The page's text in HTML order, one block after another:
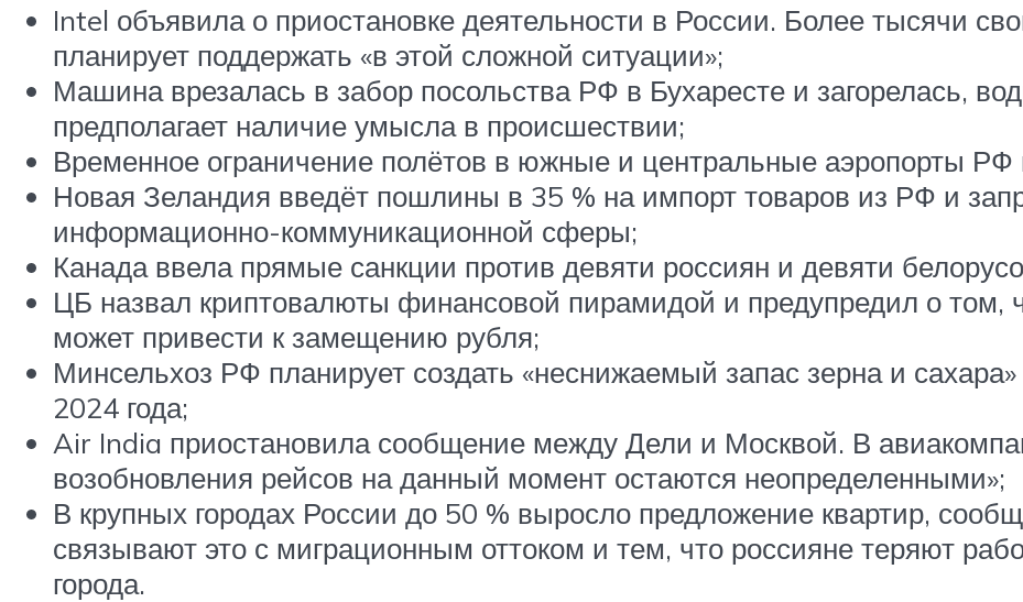
Intel объявила о приостановке деятельности в России. Более тысячи
планирует поддержать «в этой сложной ситуации»;
Машина врезалась в забор посольства РФ в Бухаресте и загорелась,
предполагает наличие умысла в происшествии;
Временное ограничение полётов в южные и центральные аэропорты РФ
Новая Зеландия введёт пошлины в 35 % на импорт товаров из РФ и
информационно-коммуникационной сферы;
Канада ввела прямые санкции против девяти россиян и девяти
ЦБ назвал криптовалюты финансовой пирамидой и предупредил о том,
может привести к замещению рубля;
Минсельхоз РФ планирует создать «неснижаемый запас зерна и
2024 года;
Air India приостановила сообщение между Дели и Москвой. В
возобновления рейсов на данный момент остаются неопределенными»;
В крупных городах России до 50 % выросло предложение квартир,
связывают это с миграционным оттоком и тем, что россияне теряют
города.